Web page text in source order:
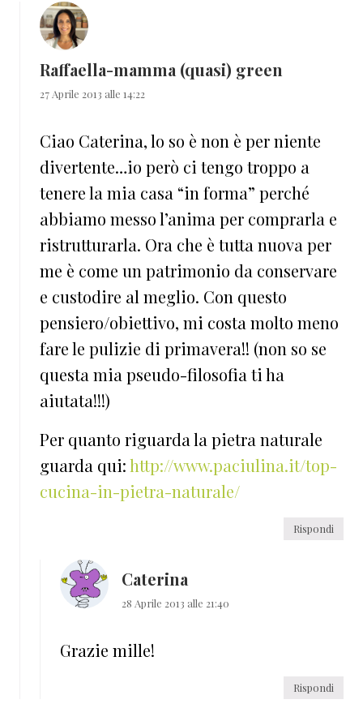
Raffaella-mamma (quasi) green
27 Aprile 2013 alle 14:22
Ciao Caterina, lo so è non è per niente
divertente…io però ci tengo troppo a
tenere la mia casa “in forma” perché
abbiamo messo l’anima per comprarla e
ristrutturarla. Ora che è tutta nuova per
me è come un patrimonio da conservare
e custodire al meglio. Con questo
pensiero/obiettivo, mi costa molto meno
fare le pulizie di primavera!! (non so se
questa mia pseudo-filosofia ti ha
aiutata!!!)
Per quanto riguarda la pietra naturale
guarda qui:http://www.paciulina.it/top-
cucina-in-pietra-naturale/
Rispondi
Caterina
28 Aprile 2013 alle 21:40
Grazie mille!
Rispondi